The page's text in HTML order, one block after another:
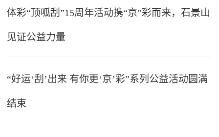
体彩“顶呱刮”15周年活动携“京”彩而来，石景山
见证公益力量
“好运‘刮’出来 有你更‘京’彩”系列公益活动圆满
结束